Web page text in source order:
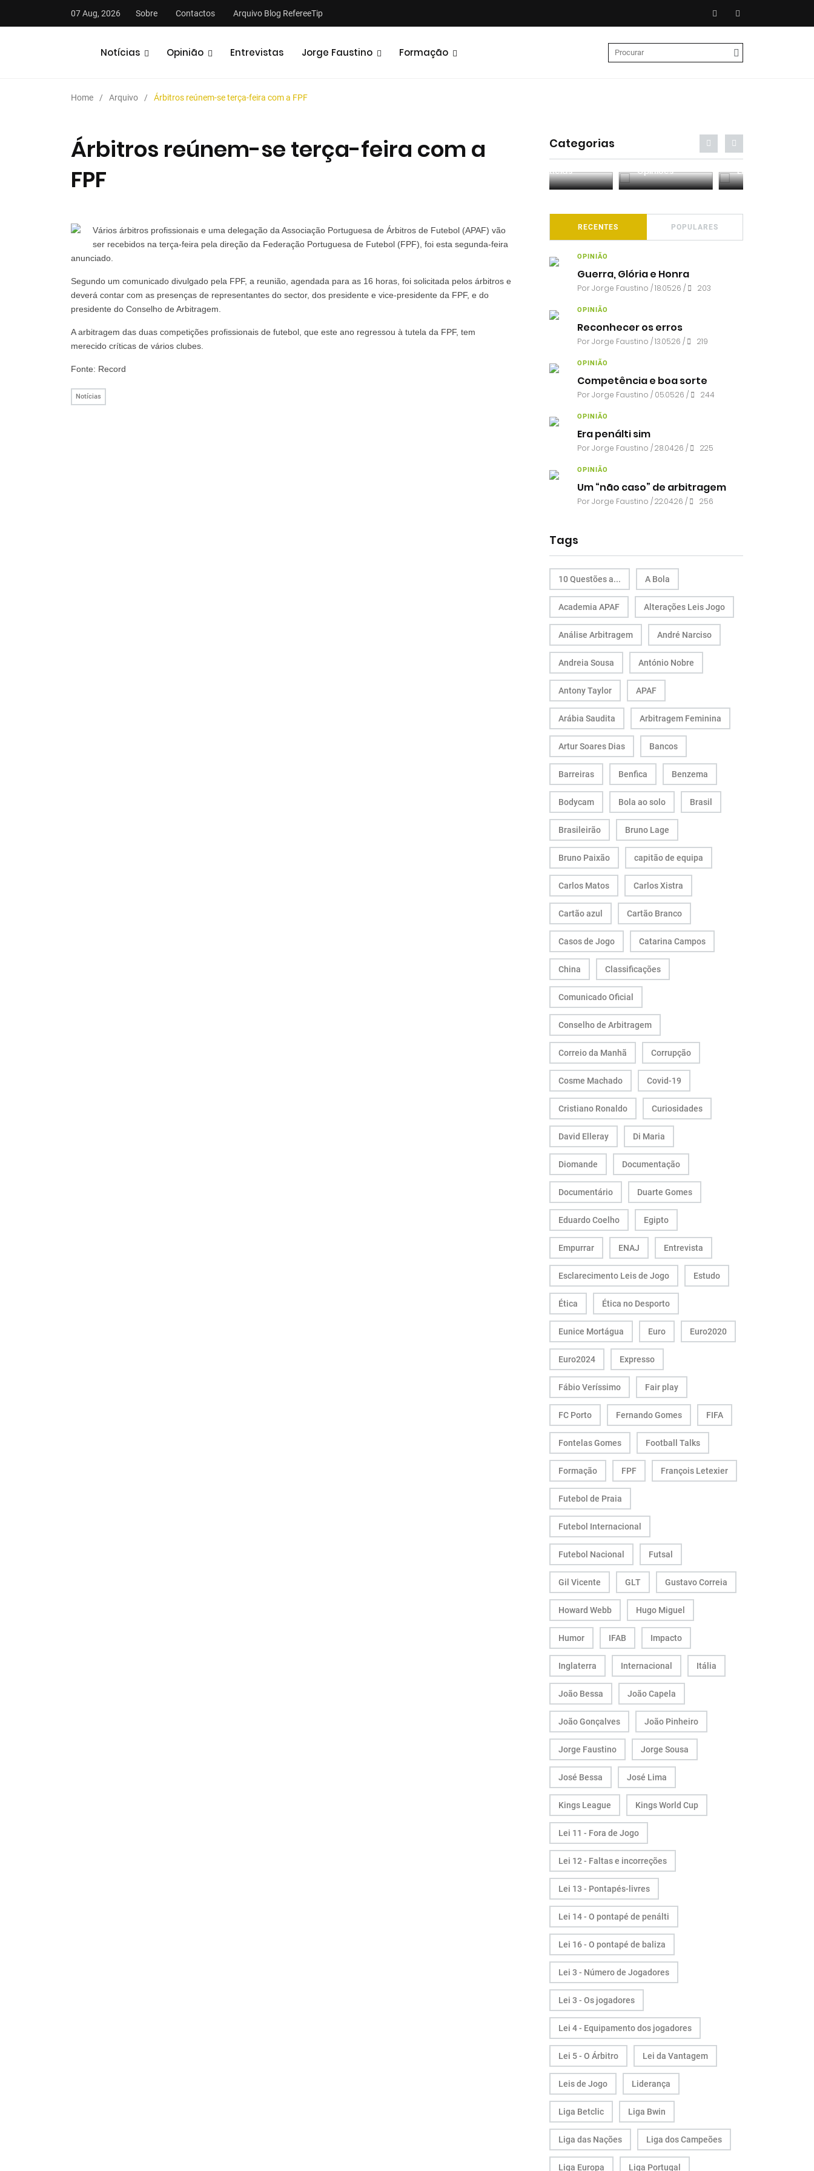
07 Aug, 2026 Sobre Contactos Arquivo Blog RefereeTip
Notícias Opinião Entrevistas Jorge Faustino Formação
Home Arquivo Árbitros reúnem-se terça-feira com a FPF
Árbitros reúnem-se terça-feira com a
FPF
Vários árbitros profissionais e uma delegação da Associação Portuguesa de Árbitros de Futebol (APAF) vão
ser recebidos na terça-feira pela direção da Federação Portuguesa de Futebol (FPF), foi esta segunda-feira
anunciado.
Segundo um comunicado divulgado pela FPF, a reunião, agendada para as 16 horas, foi solicitada pelos árbitros e
deverá contar com as presenças de representantes do sector, dos presidente e vice-presidente da FPF, e do
presidente do Conselho de Arbitragem.
A arbitragem das duas competições profissionais de futebol, que este ano regressou à tutela da FPF, tem
merecido críticas de vários clubes.
Fonte: Record
Notícias
Categorias
Análises Entrevistas Análises
RECENTES POPULARES
OPINIÃO
Guerra, Glória e Honra
PorJorge Faustino / 18.05.26 / 203
OPINIÃO
Reconhecer os erros
PorJorge Faustino / 13.05.26 / 219
OPINIÃO
Competência e boa sorte
PorJorge Faustino / 05.05.26 / 244
OPINIÃO
Era penálti sim
PorJorge Faustino / 28.04.26 / 225
OPINIÃO
Um “não caso” de arbitragem
PorJorge Faustino / 22.04.26 / 256
Tags
10 Questões a... A Bola
Academia APAF Alterações Leis Jogo
Análise Arbitragem André Narciso
Andreia Sousa António Nobre
Antony Taylor APAF
Arábia Saudita Arbitragem Feminina
Artur Soares Dias Bancos
Barreiras Benfica Benzema
Bodycam Bola ao solo Brasil
Brasileirão Bruno Lage
Bruno Paixão capitão de equipa
Carlos Matos Carlos Xistra
Cartão azul Cartão Branco
Casos de Jogo Catarina Campos
China Classificações
Comunicado Oficial
Conselho de Arbitragem
Correio da Manhã Corrupção
Cosme Machado Covid-19
Cristiano Ronaldo Curiosidades
David Elleray Di Maria
Diomande Documentação
Documentário Duarte Gomes
Eduardo Coelho Egipto
Empurrar ENAJ Entrevista
Esclarecimento Leis de Jogo Estudo
Ética Ética no Desporto
Eunice Mortágua Euro Euro2020
Euro2024 Expresso
Fábio Veríssimo Fair play
FC Porto Fernando Gomes FIFA
Fontelas Gomes Football Talks
Formação FPF François Letexier
Futebol de Praia
Futebol Internacional
Futebol Nacional Futsal
Gil Vicente GLT Gustavo Correia
Howard Webb Hugo Miguel
Humor IFAB Impacto
Inglaterra Internacional Itália
João Bessa João Capela
João Gonçalves João Pinheiro
Jorge Faustino Jorge Sousa
José Bessa José Lima
Kings League Kings World Cup
Lei 11 - Fora de Jogo
Lei 12 - Faltas e incorreções
Lei 13 - Pontapés-livres
Lei 14 - O pontapé de penálti
Lei 16 - O pontapé de baliza
Lei 3 - Número de Jogadores
Lei 3 - Os jogadores
Lei 4 - Equipamento dos jogadores
Lei 5 - O Árbitro Lei da Vantagem
Leis de Jogo Liderança
Liga Betclic Liga Bwin
Liga das Nações Liga dos Campeões
Liga Europa Liga Portugal